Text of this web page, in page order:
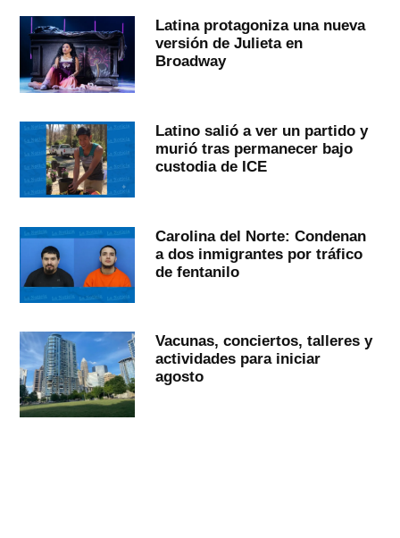
Latina protagoniza una nueva
versión de Julieta en
Broadway
Latino salió a ver un partido y
murió tras permanecer bajo
custodia de ICE
Carolina del Norte: Condenan
a dos inmigrantes por tráfico
de fentanilo
Vacunas, conciertos, talleres y
actividades para iniciar
agosto